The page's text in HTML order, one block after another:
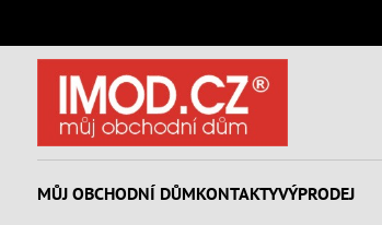
MŮJ OBCHODNÍ DŮMKONTAKTYVÝPRODEJ